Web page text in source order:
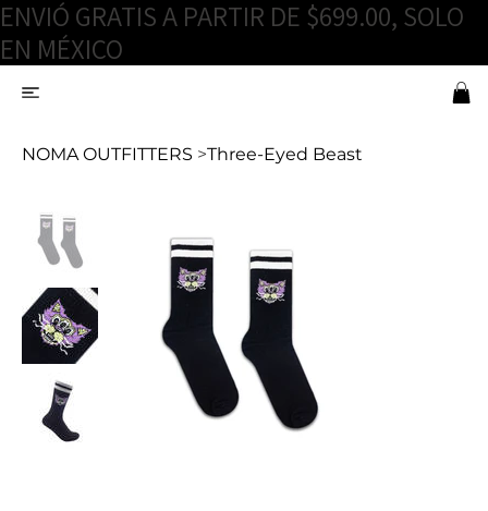
ENVIÓ GRATIS A PARTIR DE $699.00, SOLO
EN MÉXICO
NOMA OUTFITTERS >Three-Eyed Beast